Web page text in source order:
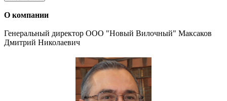
О компании
Генеральный директор ООО "Новый Вилочный" Максаков
Дмитрий Николаевич